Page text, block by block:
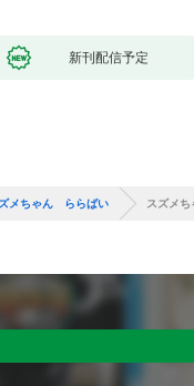
新刊配信予定
メちゃん ららばい スズメ